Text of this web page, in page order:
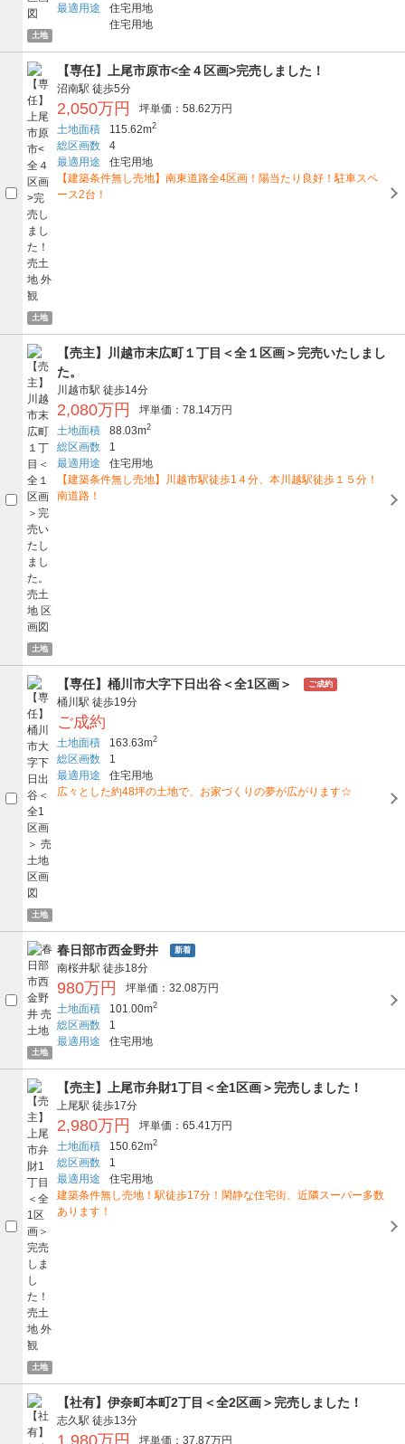
土地
最適用途
住宅用地
住宅用地
土地
【専任】上尾市原市<全４区画>完売しました！
沼南駅 徒歩5分
2,050万円
坪単価：58.62万円
土地面積
115.62m2
総区画数
4
最適用途
住宅用地
【建築条件無し売地】南東道路全4区画！陽当たり良好！駐車スペ
ース2台！
土地
【売主】川越市末広町１丁目＜全１区画＞完売いたしまし
た。
川越市駅 徒歩14分
2,080万円
坪単価：78.14万円
土地面積
88.03m2
総区画数
1
最適用途
住宅用地
【建築条件無し売地】川越市駅徒歩1４分、本川越駅徒歩１５分！
南道路！
土地
【専任】桶川市大字下日出谷＜全1区画＞ ご成約
桶川駅 徒歩19分
ご成約
土地面積 163.63m2
総区画数
1
最適用途
住宅用地
広々とした約48坪の土地で、お家づくりの夢が広がります☆
土地
春日部市西金野井 新着
南桜井駅 徒歩18分
980万円
坪単価：32.08万円
土地面積
101.00m2
総区画数
1
最適用途
住宅用地
土地
【売主】上尾市弁財1丁目＜全1区画＞完売しました！
上尾駅 徒歩17分
2,980万円
坪単価：65.41万円
土地面積
150.62m2
総区画数
1
最適用途
住宅用地
建築条件無し売地！駅徒歩17分！閑静な住宅街、近隣スーパー多数
あります！
【社有】伊奈町本町2丁目＜全2区画＞完売しました！
志久駅 徒歩13分
1,980万円 坪単価：37.87万円